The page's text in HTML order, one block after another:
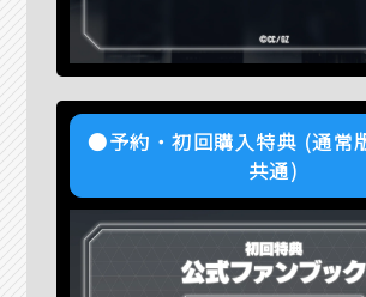
●予約・初回購入特典 (通常
共通)